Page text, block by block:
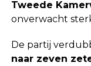
Tweede
onverwacht
De partij
naar zeven